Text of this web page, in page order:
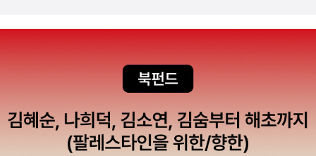
발췌독이었다. 600 페이지가 넘는 책(예컨대 <다산선생지식경영
이 정해져 있는 독서란 집중해서 좋긴 한데, 압박감 때문에 재미가 반
감되는 단점이 있다. 그래도 <다산선생지식경영법>은 아침부터 시작
치며 집중하면서 초스피드로 읽은 덕택이다. 물론 흥미진진한 내용
때문이기도 했지만. 나머지 완독한 28권의 책들은 새벽1-2시가 되